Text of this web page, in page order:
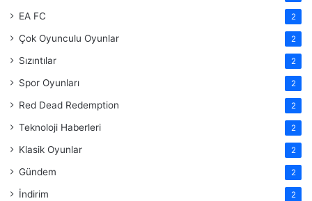
EA FC 2
Çok Oyunculu Oyunlar 2
Sızıntılar 2
Spor Oyunları 2
Red Dead Redemption 2
Teknoloji Haberleri 2
Klasik Oyunlar 2
Gündem 2
İndirim 2